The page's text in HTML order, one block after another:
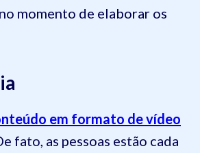
momento de elaborar os
em formato de vídeo
fato, as pessoas estão cada